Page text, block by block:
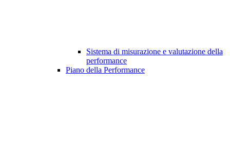
Sistema di misurazione e valutazione della
performance
Piano della Performance